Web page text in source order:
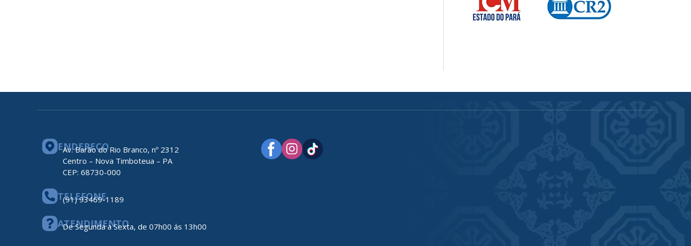
ENDEREÇO
Av. Barão do Rio Branco, nº 2312
Centro – Nova Timboteua – PA
CEP: 68730-000
TELEFONE
(91) 93469-1189
ATENDIMENTO
De Segunda a Sexta, de 07h00 ás 13h00